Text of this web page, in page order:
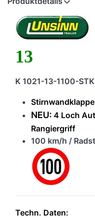
13
K 1021-13-1100-
NEU: 4 Loch
Rangiergriff
100 km/h /
Techn. Daten: